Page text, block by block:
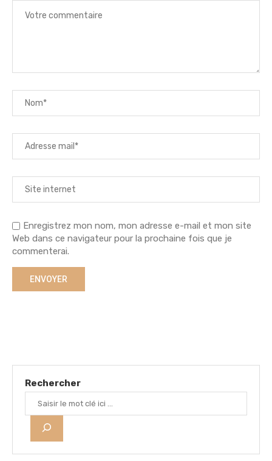
Enregistrez mon nom, mon adresse e-mail et mon site
Web dans ce navigateur pour la prochaine fois que je
commenterai.
Rechercher